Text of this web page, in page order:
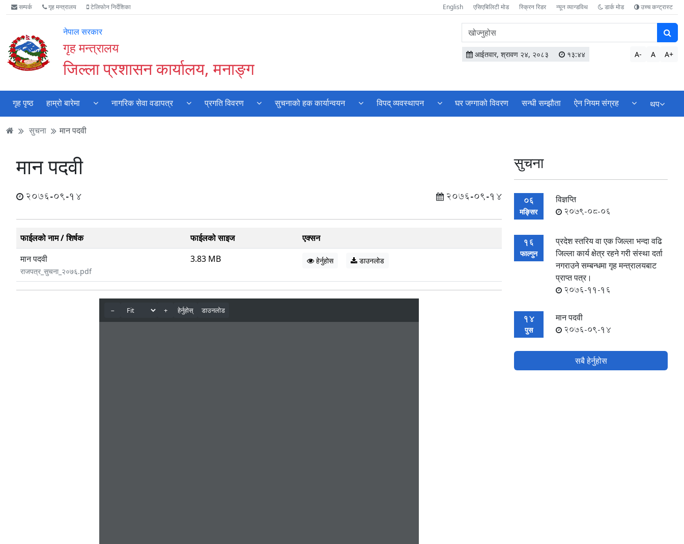
Accessibility
Mode
गर्नुहोस्
मुख्य
सामाग्री
मुख्य
नेभिगेसन
वेबसाइट
खोजमा
सम्पर्क गृह मन्त्रालय टेलिफोन निर्देशिका English एसिएबिलिटी मोड स्क्रिन रिडर न्यून व्यान्डविथ डार्क मोड उच्च कन्ट्रास्ट
नेपाल सरकार
गृह मन्त्रालय
जिल्ला प्रशासन कार्यालय, मनाङ्ग
वेबसाइटमा
सामग्री
खोज्नुहोस
आईतवार, श्रावण २४, २०८३ १३:४४ A- A A+
गृह पृष्ठ हाम्रो बारेमा नागरिक सेवा वडापत्र प्रगति विवरण सुचनाको हक कार्यान्वयन विपद् व्यवस्थापन घर जग्गाको विवरण सन्धी सम्झौता ऐन नियम संग्रह थप
सुचना मान पदवी
मान पदवी
2076-09-14 2076-09-14
फाईलको नाम / शिर्षक फाईलको साइज
एक्सन
मान पदवी
राजपत्र_सुचना_२०७६.pdf
3.83 MB हेर्नुहोस डाउनलोड
सुचना
06
मङ्सिर
विज्ञप्ति
2079-08-06
16
फाल्गुन
प्रदेश स्तरिय वा एक जिल्ला भन्दा वढि
जिल्ला कार्य क्षेत्र रहने गरी संस्था दर्ता
नगराउने सम्बन्धमा गृह मन्त्रालयबाट
प्राप्त पत्र।
2076-11-16
14
पुस
मान पदवी
2076-09-14
सबै हेर्नुहोस